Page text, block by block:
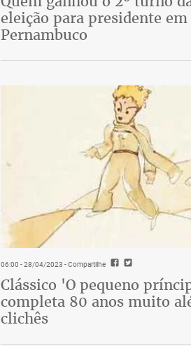
eleição para presidente em
Pernambuco
06:00 - 28/04/2023 - Compartilhe
Clássico 'O pequeno
completa 80 anos muito
clichês